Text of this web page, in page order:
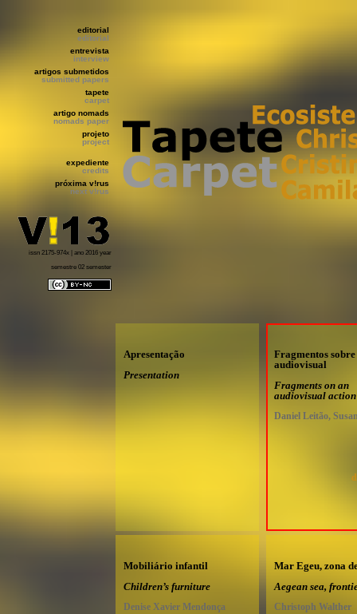
editorial
editorial
entrevista
interview
artigos submetidos
submitted papers
tapete
carpet
artigo nomads
nomads paper
projeto
project
expediente
credits
próxima v!rus
next v!rus
issn 2175-974x | ano 2016 year
semestre 02 semester
Apresentação
Presentation
Fragmentos
audiovisual
Fragments on an
audiovisual action
Daniel Leitão,
Mobiliário infantil
Children’s furniture
Denise Xavier Mendonça
Mar Egeu, zona
Aegean sea,
Christoph Walther